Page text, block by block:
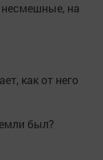
на
как от него
был?